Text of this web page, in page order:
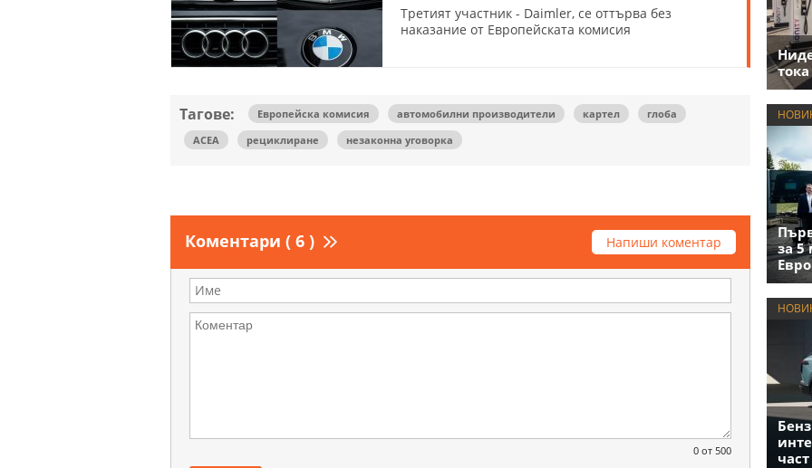
Третият участник - Daimler, се оттърва без
наказание от Европейската комисия
Тагове: Европейска комисия автомобилни производители картел
глоба
ACEA
рециклиране незаконна уговорка
Коментари ( 6 ) Напиши коментар
0 от 500
за 5
част